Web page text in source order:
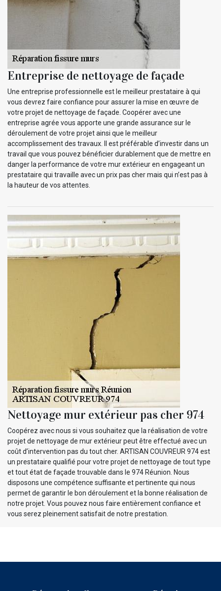
Entreprise de nettoyage de façade
Une entreprise professionnelle est le meilleur prestataire à qui
vous devrez faire confiance pour assurer la mise en œuvre de
votre projet de nettoyage de façade. Coopérer avec une
entreprise agrée vous apporte une grande assurance sur le
déroulement de votre projet ainsi que le meilleur
accomplissement des travaux. Il est préférable d’investir dans un
travail que vous pouvez bénéficier durablement que de mettre en
danger la performance de votre mur extérieur en engageant un
prestataire qui travaille avec un prix pas cher mais qui n’est pas à
la hauteur de vos attentes.
Nettoyage mur extérieur pas cher 974
Coopérez avec nous si vous souhaitez que la réalisation de votre
projet de nettoyage de mur extérieur peut être effectué avec un
coût d’intervention pas du tout cher. ARTISAN COUVREUR 974 est
un prestataire qualifié pour votre projet de nettoyage de tout type
et tout état de façade trouvable dans le 974 Réunion. Nous
disposons une compétence suffisante et pertinente qui nous
permet de garantir le bon déroulement et la bonne réalisation de
notre projet. Vous pouvez nous faire entièrement confiance et
vous serez pleinement satisfait de notre prestation.